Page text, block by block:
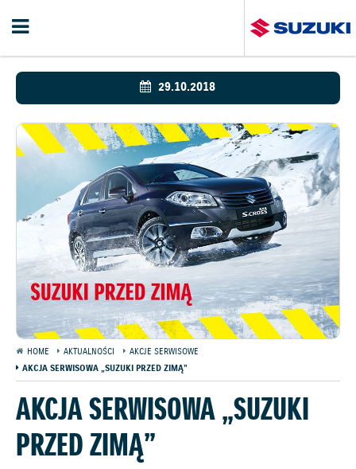
29.10.2018
HOME AKTUALNOŚCI
AKCJE SERWISOWE
AKCJA SERWISOWA „SUZUKI PRZED ZIMĄ”
AKCJA SERWISOWA „SUZUKI
PRZED ZIMĄ”